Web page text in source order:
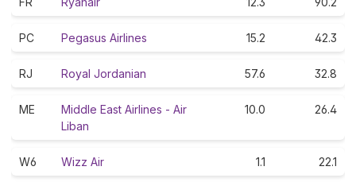
PC Pegasus Airlines 15.2 42.3
RJ Royal Jordanian 57.6 32.8
ME
Middle East Airlines - Air
Liban
10.0 26.4
W6 Wizz Air 1.1 22.1